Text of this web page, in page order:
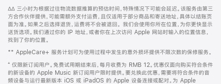
页
页
脚
注
∆∆ 三小时为根据过往物流数据推算的预估时间，特殊情况下可能会延迟。该服务由第三
方合作伙伴提供，可能需额外支付运费，且仅适用于部分商品和寄送地址，具体以结账页
面为准。如果之后选择退货，运费将不会被退回。 我们会使用你所在位置，为你更快显示
送货选项。我们通过你的 IP 地址，或者你在上次访问 Apple 网站时输入的位置信息，
找到了你的位置。
** AppleCare+ 服务计划可为使用过程中发生的意外损坏提供不限次数的保修服务。
⁺ 仅限新订阅用户。免费试用期结束后，每月收费为 RMB 12。优惠仅面向购买符合条件
的新设备的 Apple Music 新订阅用户限时提供。要兑换此优惠，需要将符合条件的音
频设备与运行最新版本 iOS 或 iPadOS 的 Apple 设备连接或配对。为 Apple